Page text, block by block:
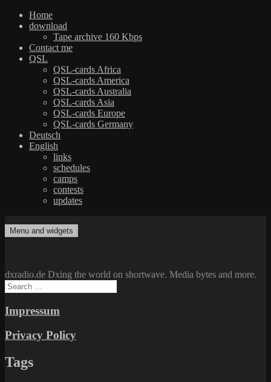
Home
download
Tape archive 160 Kbps
Contact me
QSL
QSL-cards Africa
QSL-cards America
QSL-cards Australia
QSL-cards Asia
QSL-cards Europe
QSL-cards Germany
Deutsch
English
links
schedules
camps
contests
updates
to
dxradio.de
DXing the world on shortwave
Menu and widgets
dxradio.de Dxing the world on shortwave. Media bytes and more.
Search
for:
Impressum
Privacy Policy
Tags